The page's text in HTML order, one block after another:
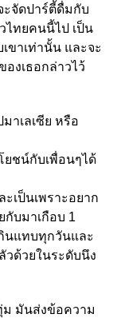
ะจัดปาร์ตี้ดื่มกับ
ไทยคนนี้ไป เป็น
ขาเท่านั้น และจะ
งเธอกล่าวไว้
าเลเซีย หรือ
ยชน์กับเพื่อนๆได้
ะเป็นเพราะอยาก
กับมาเกือบ 1
นแทบทุกวันและ
วด้วยในระดับนึง
ม มันส่งข้อความ